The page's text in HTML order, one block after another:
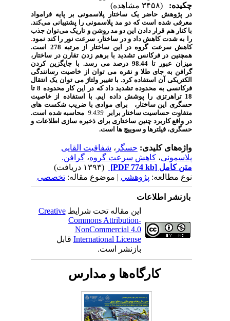
چکیده:
در پژوهش حاضر یک ساختار پلاسمونی بر پایه فرامواد
معرفی شده است که دو مد پلاسمونی را پشتیبانی می‌کند.
با کنار هم قرار دادن این دو مد روشن و تاریک می‌توان جذب
را به شدت کاهش داد و در ساختار، سرعت نور را کند نمود.
کاهش سرعت گروه در این ساختار از مرتبه 278 است.
همچنین در فرکانس تشدید با برهم زدن تقارن در ساختار،
میزان عبور تا 98.44 درصد می رسد. با جایگزین کردن
گرافن به جای طلا و نقره می توان از خاصیت رسانندگی
الکتریکی آن استفاده کرد. با تغییر ولتاژ می توان یک انتقال
فرکانسی به محدوده تشدید داد که در این کار محدوده 8 تا
18 تراهرتزی را پوشش داده ایم. با استفاده از خاصیت
حسگری این ساختار، برای موادی با ضریب شکست های
متفاوت حساسیت ساختار برابر 9.439 محاسبه شده است.
در واقع کاربرد چنین ساختاری برای ذخیره سازی اطلاعات و
حسگری، فیلترها و سوییچ ها است.
واژه‌های کلیدی:حسگر، شفافیت القایی
پلاسمونی،کاهش سرعت گروه،گرافن.
متن کامل[PDF 774 kb]
نوع مطالعه:پژوهشي| موضوع مقاله:تخصصی
بازنشر اطلاعات
این مقاله تحت شرایطCreative
Commons Attribution-
NonCommercial 4.0
International Licenseقابل
بازنشر است.
کارگاه‌ها و مدارس